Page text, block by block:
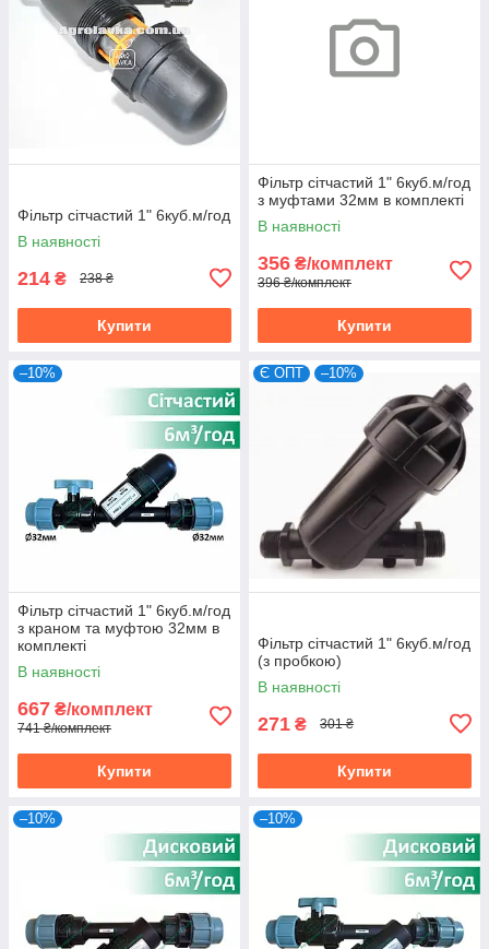
Фільтр сітчастий 1" 6куб.м/год
В наявності
214 ₴ 238 ₴
Купити
Фільтр сітчастий 1" 6куб.м/год
з муфтами 32мм в комплекті
В наявності
356 ₴/комплект
396 ₴/комплект
Купити
–10%
Фільтр сітчастий 1" 6куб.м/год
з краном та муфтою 32мм в
комплекті
В наявності
667 ₴/комплект
741 ₴/комплект
Купити
Є ОПТ –10%
Фільтр сітчастий 1" 6куб.м/год
(з пробкою)
В наявності
271 ₴ 301 ₴
Купити
–10% –10%